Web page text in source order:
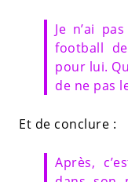
Je n’ai
football
pour lui.
de ne pas
Et de conclure :
Après,